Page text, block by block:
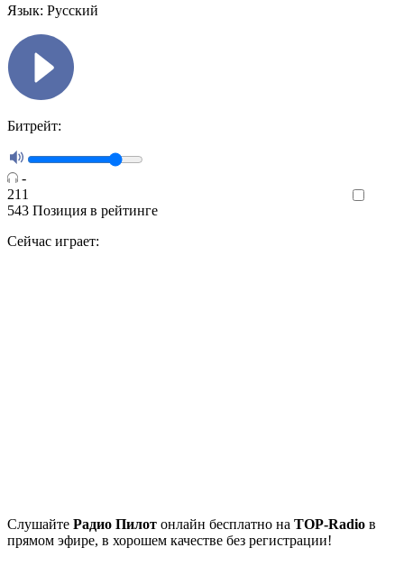
Язык: Русский
Битрейт:
-
211
543 Позиция в рейтинге
Сейчас играет:
Cлушайте Радио Пилот онлайн бесплатно на TOP-Radio в
прямом эфире, в хорошем качестве без регистрации!